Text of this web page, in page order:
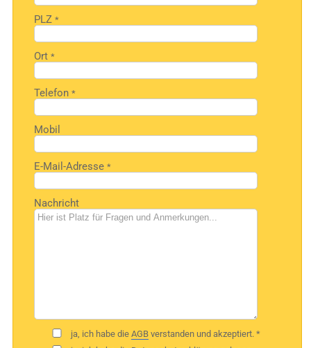
PLZ*
Ort*
Telefon*
Mobil
E-Mail-Adresse*
Nachricht
ja, ich habe dieAGB verstanden und akzeptiert. *